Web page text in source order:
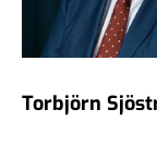
Torbjörn